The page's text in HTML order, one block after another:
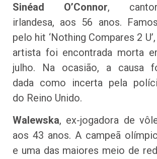
Sinéad O’Connor,
irlandesa, aos 56 anos.
pelo hit ‘Nothing Compares 2 U’,
artista foi encontrada morta
julho. Na ocasião, a causa
dada como incerta pela
do Reino Unido.
Walewska, ex-jogadora de
aos 43 anos. A campeã
e uma das maiores meio de